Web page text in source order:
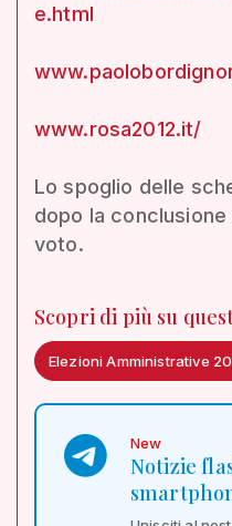
e.html
www.rosa2012.it/
Lo spoglio delle
dopo la
voto.
Scopri di più su
Elezioni Amministrative
New
Notizie